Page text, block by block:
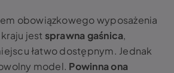
obowiązkowego wyposażenia
jest sprawna gaśnica,
łatwo dostępnym. Jednak
model. Powinna ona